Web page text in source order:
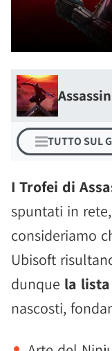
TUTTO SUL
I Trofei di
spuntati in
consideriamo
Ubisoft
dunque la lista
nascosti,